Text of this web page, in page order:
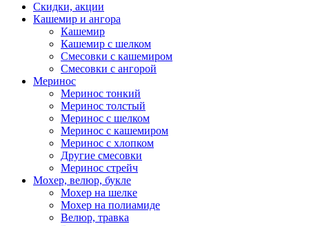
Скидки, акции
Кашемир и ангора
Кашемир
Кашемир с шелком
Смесовки с кашемиром
Смесовки с ангорой
Меринос
Меринос тонкий
Меринос толстый
Меринос с шелком
Меринос с кашемиром
Меринос с хлопком
Другие смесовки
Меринос стрейч
Мохер, велюр, букле
Мохер на шелке
Мохер на полиамиде
Велюр, травка